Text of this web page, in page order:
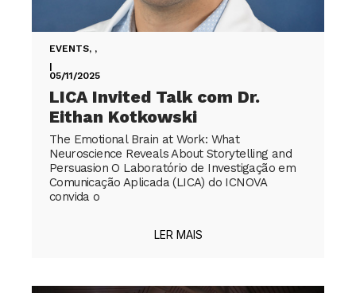
EVENTS, ,
|
05/11/2025
LICA Invited Talk com Dr.
Eithan Kotkowski
The Emotional Brain at Work: What
Neuroscience Reveals About Storytelling and
Persuasion O Laboratório de Investigação em
Comunicação Aplicada (LICA) do ICNOVA
convida o
LER MAIS